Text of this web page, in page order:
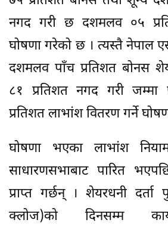
नगद गरी छ दशमलव ०५
घोषणा गरेको छ । त्यस्तै नेपाल
दशमलव पाँच प्रतिशत बोनस
८१ प्रतिशत नगद गरी
प्रतिशत लाभांश वितरण गर्ने
घोषणा भएका लाभांश
साधारणसभाबाट पारित
प्राप्त गर्छन् । शेयरधनी
क्लोज)को दिनसम्म